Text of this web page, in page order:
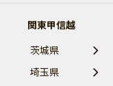
関東甲信越
茨城県
埼玉県